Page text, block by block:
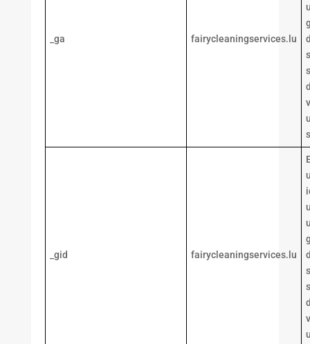
_ga fairycleaningservices.lu
_gid fairycleaningservices.lu